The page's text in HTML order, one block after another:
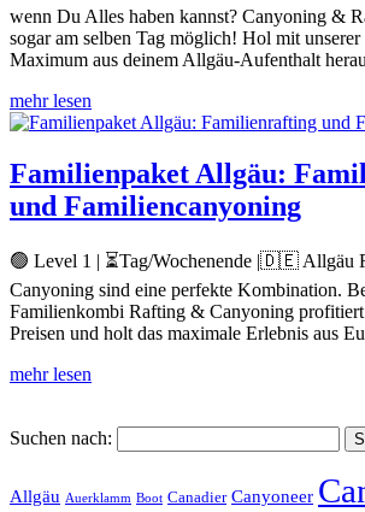
wenn Du Alles haben kannst? Canyoning &
sogar am selben Tag möglich! Hol mit
Maximum aus deinem Allgäu-Aufenthalt
mehr lesen
Familienpaket Allgäu:
und Familiencanyoning
🟢 Level 1 | ⏳Tag/Wochenende |🇩🇪 Allgäu
Canyoning sind eine perfekte Kombination.
Familienkombi Rafting & Canyoning
Preisen und holt das maximale Erlebnis aus
mehr lesen
Suchen nach:
Allgäu Auerklamm Boot Canadier Canyoneer